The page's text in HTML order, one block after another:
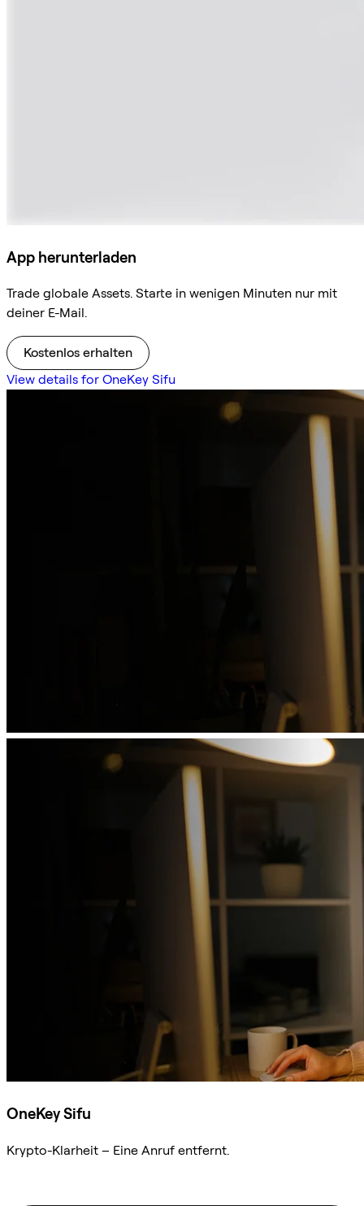
App herunterladen
Trade globale Assets. Starte in wenigen Minuten nur mit
deiner E-Mail.
Kostenlos erhalten
View details for OneKey Sifu
OneKey Sifu
Krypto-Klarheit – Eine Anruf entfernt.